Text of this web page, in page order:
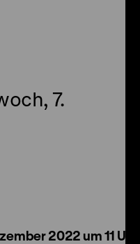
7.
2022 um 11 Uhr